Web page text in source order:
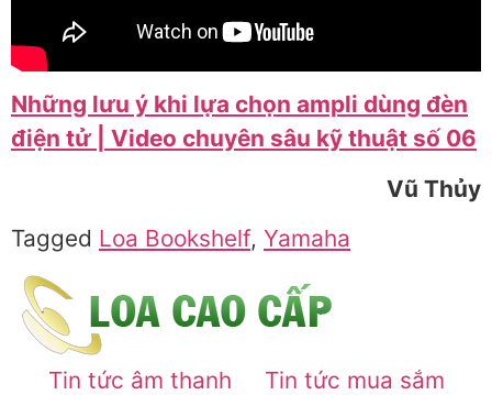
Những lưu ý khi lựa chọn ampli dùng đèn
điện tử | Video chuyên sâu kỹ thuật số 06
Vũ Thủy
Tagged Loa Bookshelf, Yamaha
Tin tức âm thanh Tin tức mua sắm